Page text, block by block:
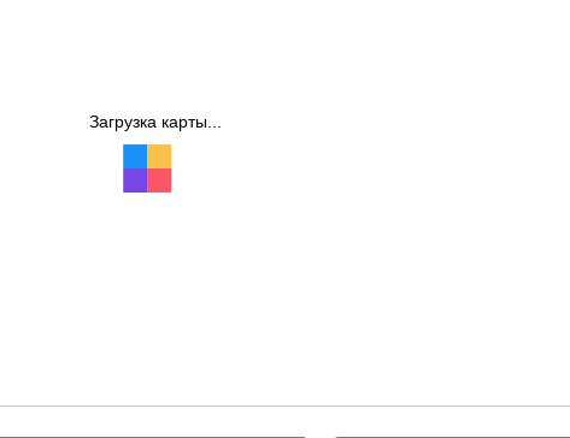
Загрузка карты...